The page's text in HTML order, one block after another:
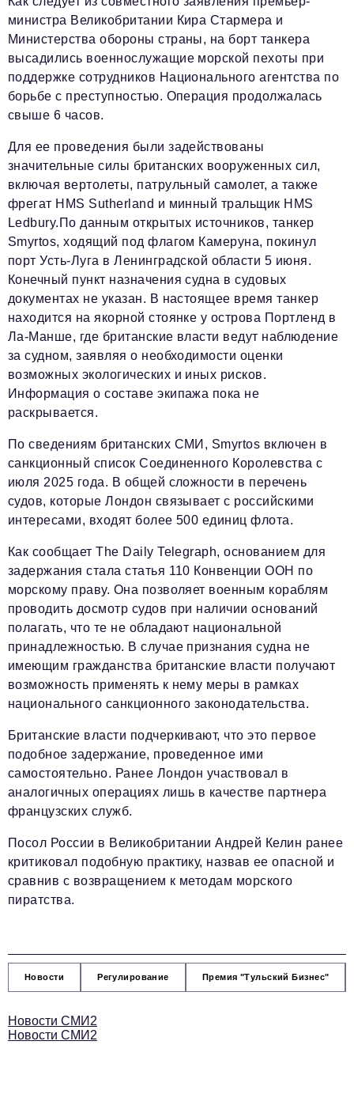
министра Великобритании Кира Стармера и
Министерства обороны страны, на борт танкера
высадились военнослужащие морской пехоты при
поддержке сотрудников Национального агентства по
борьбе с преступностью. Операция продолжалась
свыше 6 часов.
Для ее проведения были задействованы
значительные силы британских вооруженных сил,
включая вертолеты, патрульный самолет, а также
фрегат HMS Sutherland и минный тральщик HMS
Ledbury.По данным открытых источников, танкер
Smyrtos, ходящий под флагом Камеруна, покинул
порт Усть-Луга в Ленинградской области 5 июня.
Конечный пункт назначения судна в судовых
документах не указан. В настоящее время танкер
находится на якорной стоянке у острова Портленд в
Ла-Манше, где британские власти ведут наблюдение
за судном, заявляя о необходимости оценки
возможных экологических и иных рисков.
Информация о составе экипажа пока не
раскрывается.
По сведениям британских СМИ, Smyrtos включен в
санкционный список Соединенного Королевства с
июля 2025 года. В общей сложности в перечень
судов, которые Лондон связывает с российскими
интересами, входят более 500 единиц флота.
Как сообщает The Daily Telegraph, основанием для
задержания стала статья 110 Конвенции ООН по
морскому праву. Она позволяет военным кораблям
проводить досмотр судов при наличии оснований
полагать, что те не обладают национальной
принадлежностью. В случае признания судна не
имеющим гражданства британские власти получают
возможность применять к нему меры в рамках
национального санкционного законодательства.
Британские власти подчеркивают, что это первое
подобное задержание, проведенное ими
самостоятельно. Ранее Лондон участвовал в
аналогичных операциях лишь в качестве партнера
французских служб.
Посол России в Великобритании Андрей Келин ранее
критиковал подобную практику, назвав ее опасной и
сравнив с возвращением к методам морского
пиратства.
Новости Регулирование Премия "Тульский Бизнес"
Новости СМИ2
Новости СМИ2